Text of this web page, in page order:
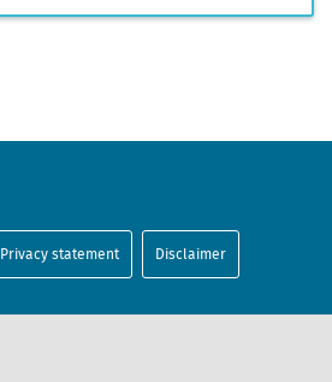
Privacy statement Disclaimer